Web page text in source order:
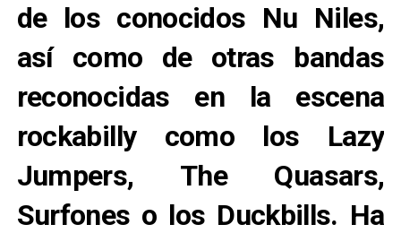
de los conocidos Nu Niles,
así como de otras bandas
reconocidas en la escena
rockabilly como los Lazy
Jumpers, The Quasars,
Surfones o los Duckbills. Ha